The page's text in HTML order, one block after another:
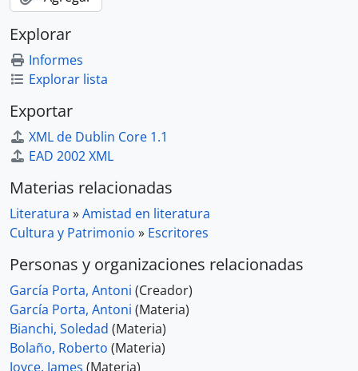
Explorar
Informes
Explorar lista
Exportar
XML de Dublin Core 1.1
EAD 2002 XML
Materias relacionadas
Literatura »Amistad en literatura
Cultura y Patrimonio » Escritores
Personas y organizaciones relacionadas
García Porta, Antoni (Creador)
García Porta, Antoni (Materia)
Bianchi, Soledad (Materia)
Bolaño, Roberto (Materia)
Joyce, James (Materia)